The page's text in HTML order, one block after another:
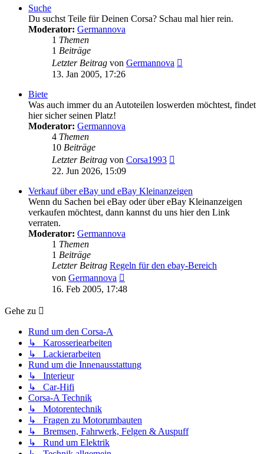
Suche
Du suchst Teile für Deinen Corsa? Schau mal hier rein.
Moderator: Germannova
1 Themen
1 Beiträge
Letzter Beitrag von Germannova
13. Jan 2005, 17:26
Biete
Was auch immer du an Autoteilen loswerden möchtest, findet
hier sicher seinen Platz!
Moderator: Germannova
4 Themen
10 Beiträge
Letzter Beitrag von Corsa1993
22. Jun 2026, 15:09
Verkauf über eBay und eBay Kleinanzeigen
Wenn du Sachen bei eBay oder über eBay Kleinanzeigen
verkaufen möchtest, dann kannst du uns hier den Link
verraten.
Moderator: Germannova
1 Themen
1 Beiträge
Letzter Beitrag Regeln für den ebay-Bereich
von Germannova
Beitrag
16. Feb 2005, 17:48
Gehe zu
Rund um den Corsa-A
↳ Karosseriearbeiten
↳ Lackierarbeiten
Rund um die Innenausstattung
↳ Interieur
↳ Car-Hifi
Corsa-A Technik
↳ Motorentechnik
↳ Fragen zu Motorumbauten
↳ Bremsen, Fahrwerk, Felgen & Auspuff
↳ Rund um Elektrik